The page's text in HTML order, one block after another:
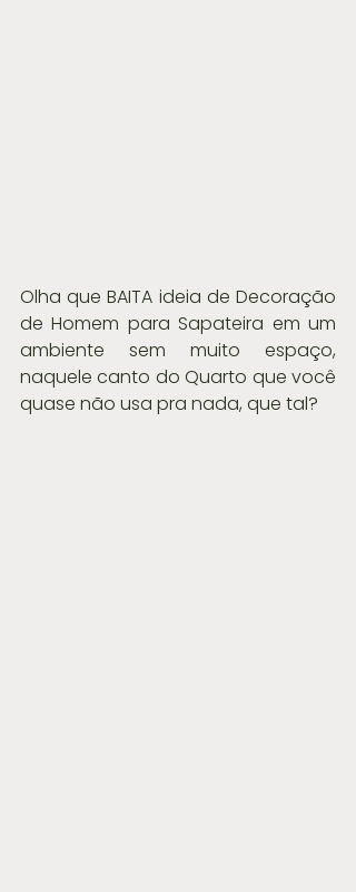
Olha que BAITA ideia de Decoração
de Homem para Sapateira em um
ambiente sem muito espaço,
naquele canto do Quarto que você
quase não usa pra nada, que tal?